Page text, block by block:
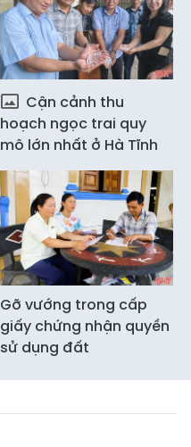
Cận cảnh thu
hoạch ngọc trai quy
mô lớn nhất ở Hà Tĩnh
Gỡ vướng trong cấp
giấy chứng nhận quyền
sử dụng đất